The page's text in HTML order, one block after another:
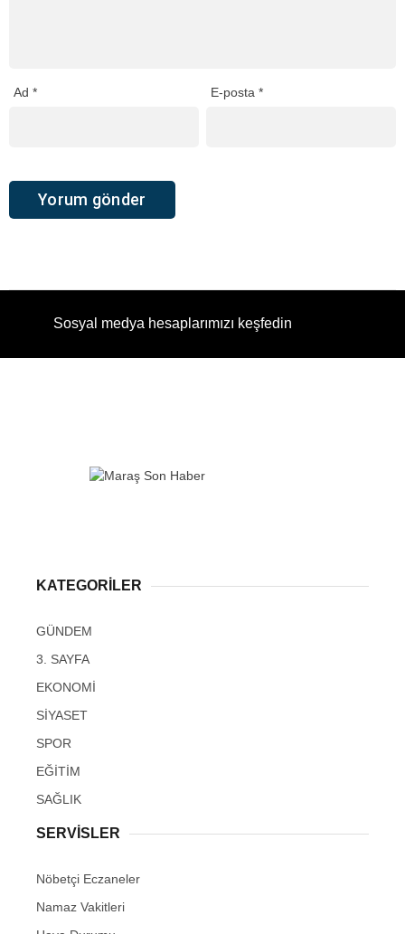
Ad * E-posta*
Sosyal medya hesaplarımızı keşfedin
KATEGORİLER
GÜNDEM
3. SAYFA
EKONOMİ
SİYASET
SPOR
EĞİTİM
SAĞLIK
SERVİSLER
Nöbetçi Eczaneler
Namaz Vakitleri